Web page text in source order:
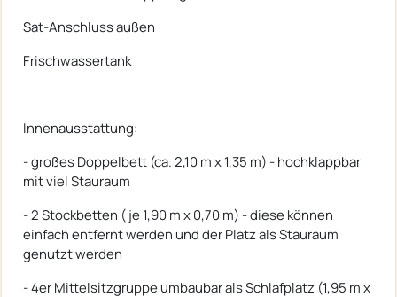
Sat-Anschluss außen
Frischwassertank
Innenausstattung:
- großes Doppelbett (ca. 2,10 m x 1,35 m) - hochklappbar
mit viel Stauraum
- 2 Stockbetten ( je 1,90 m x 0,70 m) - diese können
einfach entfernt werden und der Platz als Stauraum
genutzt werden
- 4er Mittelsitzgruppe umbaubar als Schlafplatz (1,95 m x